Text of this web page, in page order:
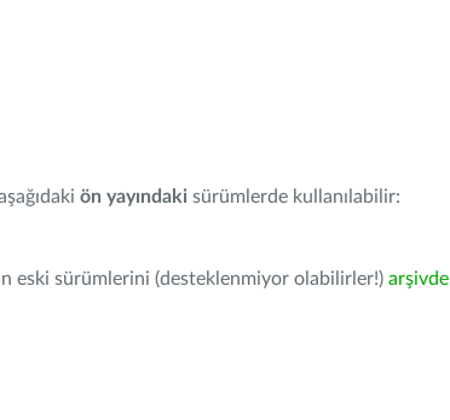
ön yayındaki sürümlerde kullanılabilir:
eski sürümlerini (desteklenmiyor olabilirler!) arşivde